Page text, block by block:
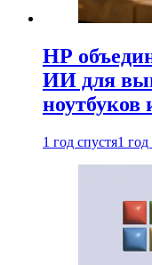
HP
ИИ для
1 год спустя1 год